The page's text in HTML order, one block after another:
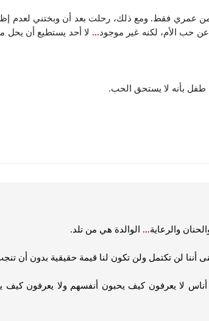
من عمري فقط. ومع ذلك، رحلت بعد أن وبختني لعدم
حب الأم، لكنه غير موجود...لا أحد يستطيع أن يحل
طفل بأنه لا يستحق الحب.
والرعاية... الوالدة هي من تلد.
أننا لن تكتمل ولن تكون لنا قيمة حقيقية بدون أن
لا يعرفون كيف يحبون أنفسهم ولا يعرفون كيف